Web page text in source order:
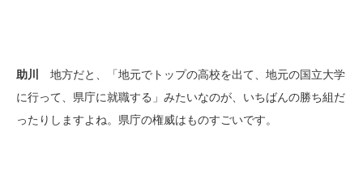
助川
地方だと、「地元でトップの高校を出て、地元の国立大学
に行って、県庁に就職する」みたいなのが、いちばんの勝ち組だ
ったりしますよね。県庁の権威はものすごいです。